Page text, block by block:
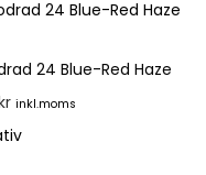
24 Blue-Red Haze
inkl.moms